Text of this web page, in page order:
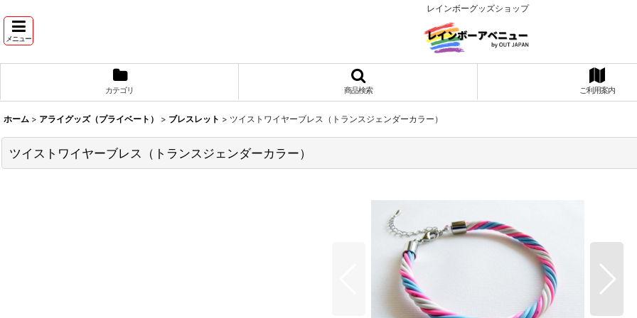
レインボーグッズショップ
メニュー
カテゴリ 商品検索 ご利用案内
ホーム > アライグッズ（プライベート） > ブレスレット > ツイストワイヤーブレス（トランスジェンダーカラー）
ツイストワイヤーブレス（トランスジェンダーカラー）